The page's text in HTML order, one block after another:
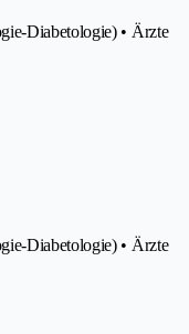
Diabetologie) • Ärzte
Diabetologie) • Ärzte